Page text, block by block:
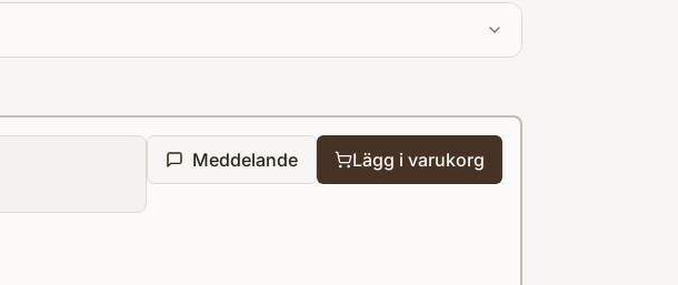
Meddelande Lägg i varukorg